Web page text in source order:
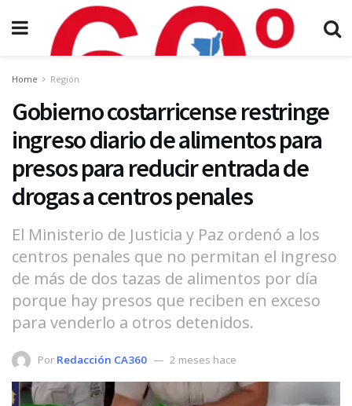
Home Región
Gobierno costarricense restringe
ingreso diario de alimentos para
presos para reducir entrada de
drogas a centros penales
El Ministerio de Justicia y Paz ordenó a los
centros penales que no permitan el ingreso
de más de dos tazas de alimentos por día
porque hay presos que reciben en exceso
para venderlo a otros detenidos.
Por Redacción CA360 2 meses hace